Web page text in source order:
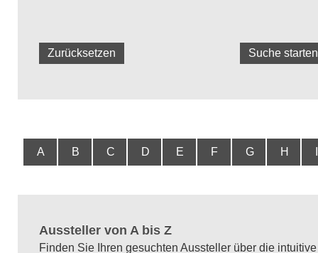
Suche starten
Zurücksetzen
H
G
F
E
D
C
B
A
Aussteller von A bis Z
Finden Sie Ihren gesuchten Aussteller über die